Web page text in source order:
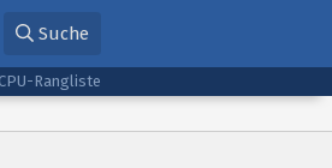
Suche
CPU-Rangliste